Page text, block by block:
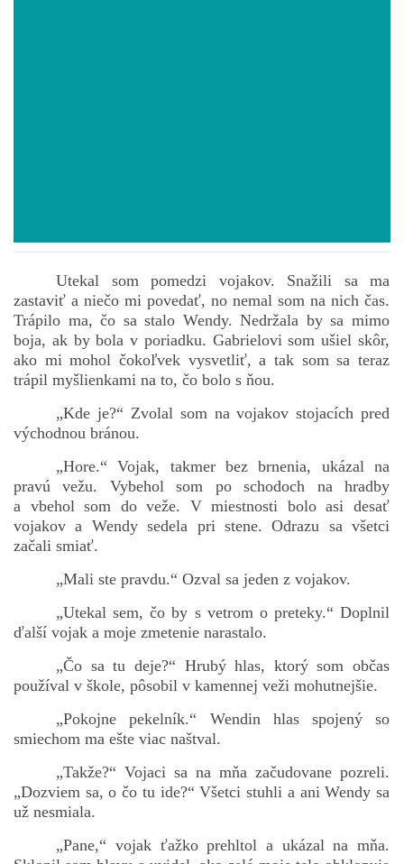
VÍLA NA BRONZOVEJ ULICI
VLČÍ MOR
bludicka.cirezlo@gmail.com
Príbehy a poviedky na tejto stránke sú duševným
vlastníctvom autorov. Všetky práva vyhradené.
© 2026 eStránky.sk|RSS|WebSlice | Aktualizované 5. 8. 2026
Utekal som pomedzi vojakov. Snažili sa ma
zastaviť a niečo mi povedať, no nemal som na nich čas.
Trápilo ma, čo sa stalo Wendy. Nedržala by sa mimo
boja, ak by bola v poriadku. Gabrielovi som ušiel skôr,
ako mi mohol čokoľvek vysvetliť, a tak som sa teraz
trápil myšlienkami na to, čo bolo s ňou.
„Kde je?“ Zvolal som na vojakov stojacích pred
východnou bránou.
„Hore.“ Vojak, takmer bez brnenia, ukázal na
pravú vežu. Vybehol som po schodoch na hradby
a vbehol som do veže. V miestnosti bolo asi desať
vojakov a Wendy sedela pri stene. Odrazu sa všetci
začali smiať.
„Mali ste pravdu.“ Ozval sa jeden z vojakov.
„Utekal sem, čo by s vetrom o preteky.“ Doplnil
ďalší vojak a moje zmetenie narastalo.
„Čo sa tu deje?“ Hrubý hlas, ktorý som občas
používal v škole, pôsobil v kamennej veži mohutnejšie.
„Pokojne pekelník.“ Wendin hlas spojený so
smiechom ma ešte viac naštval.
„Takže?“ Vojaci sa na mňa začudovane pozreli.
„Dozviem sa, o čo tu ide?“ Všetci stuhli a ani Wendy sa
už nesmiala.
„Pane,“ vojak ťažko prehltol a ukázal na mňa.